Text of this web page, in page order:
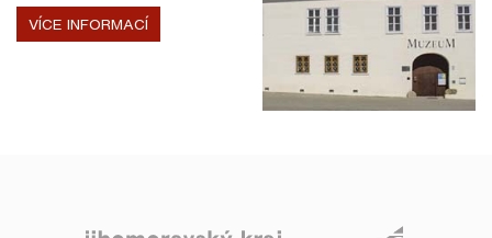
VÍCE INFORMACÍ